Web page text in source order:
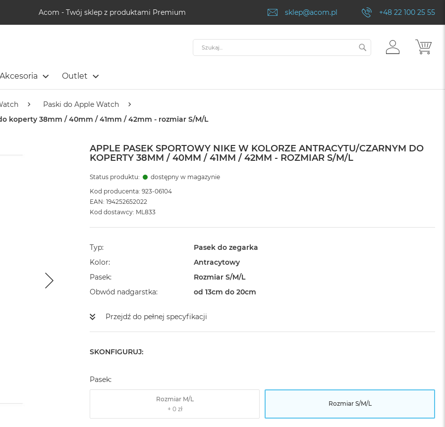
Acom - Twój sklep z produktami Premium sklep@acom.pl +48 22 100 25 55
Akcesoria Outlet
ZALOGUJ
SIĘ
Szukaj SZUKAJ
Paski do Apple Watch
koperty 38mm / 40mm / 41mm / 42mm - rozmiar S/M/L
APPLE PASEK SPORTOWY NIKE W KOLORZE ANTRACYTU/CZARNYM DO
KOPERTY 38MM / 40MM / 41MM / 42MM - ROZMIAR S/M/L
Status produktu:
dostępny w magazynie
Kod producenta: 923-06104
EAN: 194252652022
Kod dostawcy: ML833
Typ
Pasek do zegarka
Kolor
Antracytowy
Pasek
Rozmiar S/M/L
Obwód nadgarstka
od 13cm do 20cm
Przejdź do pełnej specyfikacji
SKONFIGURUJ:
Pasek:
Rozmiar M/L
Rozmiar S/M/L